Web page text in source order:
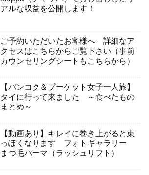
アルな収益を公開します！
ご予約いただいたお客様へ 詳細なア
クセスはこちらからご覧下さい（事前
カウンセリングシートもこちらから）
【バンコク＆プーケット女子一人旅】
タイに行って来ました ～食べたもの
まとめ～
【動画あり】キレイに巻き上がると束
っぽくなります フォトギャラリー
まつ毛パーマ（ラッシュリフト）